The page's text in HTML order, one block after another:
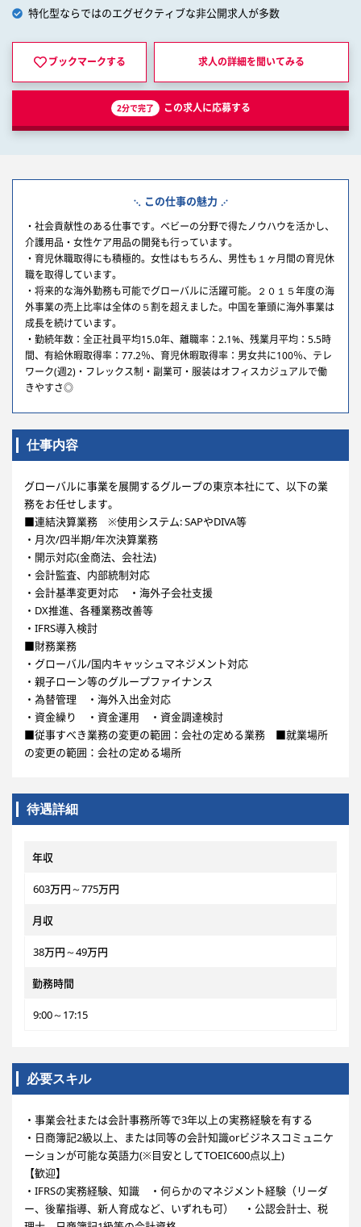
特化型ならではのエグゼクティブな非公開求人が多数
ブックマークする 求人の詳細を聞いてみる
2分で完了 この求人に応募する
この仕事の魅力
・社会貢献性のある仕事です。ベビーの分野で得たノウハウを活かし、
介護用品・女性ケア用品の開発も行っています。
・育児休職取得にも積極的。女性はもちろん、男性も１ヶ月間の育児休
職を取得しています。
・将来的な海外勤務も可能でグローバルに活躍可能。２０１５年度の海
外事業の売上比率は全体の５割を超えました。中国を筆頭に海外事業は
成長を続けています。
・勤続年数：全正社員平均15.0年、離職率：2.1%、残業月平均：5.5時
間、有給休暇取得率：77.2％、育児休暇取得率：男女共に100％、テレ
ワーク(週2)・フレックス制・副業可・服装はオフィスカジュアルで働
きやすさ◎
仕事内容
グローバルに事業を展開するグループの東京本社にて、以下の業
務をお任せします。
■連結決算業務 ※使用システム: SAPやDIVA等
・月次/四半期/年次決算業務
・開示対応(金商法、会社法)
・会計監査、内部統制対応
・会計基準変更対応 ・海外子会社支援
・DX推進、各種業務改善等
・IFRS導入検討
■財務業務
・グローバル/国内キャッシュマネジメント対応
・親子ローン等のグループファイナンス
・為替管理 ・海外入出金対応
・資金繰り ・資金運用 ・資金調達検討
■従事すべき業務の変更の範囲：会社の定める業務 ■就業場所
の変更の範囲：会社の定める場所
待遇詳細
年収
603万円～775万円
月収
38万円～49万円
勤務時間
9:00～17:15
必要スキル
・事業会社または会計事務所等で3年以上の実務経験を有する
・日商簿記2級以上、または同等の会計知識orビジネスコミュニケ
ーションが可能な英語力(※目安としてTOEIC600点以上)
【歓迎】
・IFRSの実務経験、知識 ・何らかのマネジメント経験（リーダ
ー、後輩指導、新人育成など、いずれも可） ・公認会計士、税